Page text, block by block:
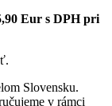
Eur s DPH pri
Slovensku.
v rámci